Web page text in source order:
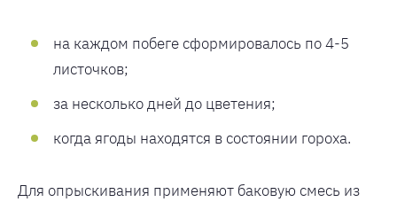
на каждом побеге сформировалось по 4-5
листочков;
за несколько дней до цветения;
когда ягоды находятся в состоянии гороха.
Для опрыскивания применяют баковую смесь из